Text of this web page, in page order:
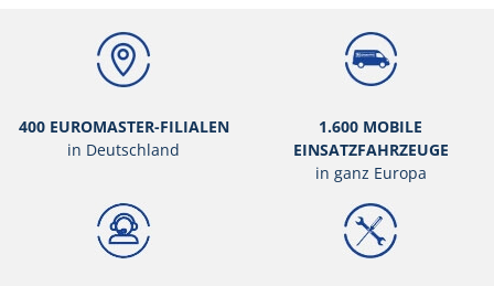
400 EUROMASTER-FILIALEN
in Deutschland
1.600 MOBILE
EINSATZFAHRZEUGE
in ganz Europa